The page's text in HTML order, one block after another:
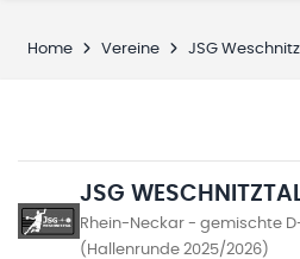
Home Vereine JSG Weschnitz
JSG
Rhein-Neckar - gemischte
(Hallenrunde 2025/2026)